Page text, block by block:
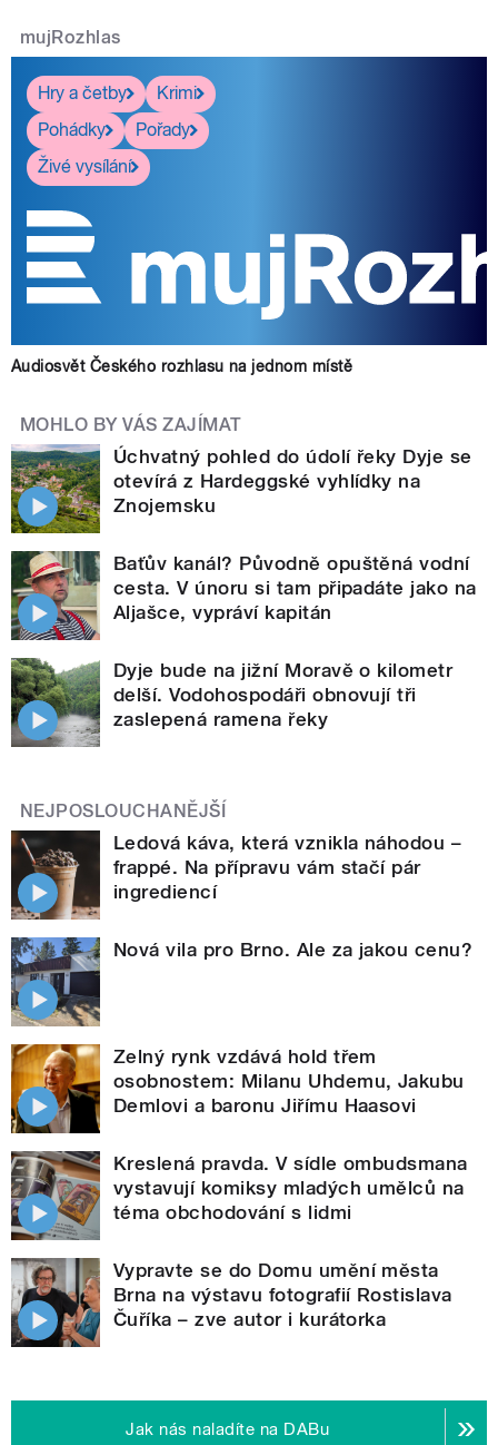
mujRozhlas
Hry a četby
Krimi
Pohádky
Pořady
Živé vysílání
Audiosvět Českého rozhlasu na jednom místě
MOHLO BY VÁS ZAJÍMAT
Úchvatný pohled do údolí řeky Dyje se
otevírá z Hardeggské vyhlídky na
Znojemsku
Baťův kanál? Původně opuštěná vodní
cesta. V únoru si tam připadáte jako na
Aljašce, vypráví kapitán
Dyje bude na jižní Moravě o kilometr
delší. Vodohospodáři obnovují tři
zaslepená ramena řeky
NEJPOSLOUCHANĚJŠÍ
Ledová káva, která vznikla náhodou –
frappé. Na přípravu vám stačí pár
ingrediencí
Nová vila pro Brno. Ale za jakou cenu?
Zelný rynk vzdává hold třem
osobnostem: Milanu Uhdemu, Jakubu
Demlovi a baronu Jiřímu Haasovi
Kreslená pravda. V sídle ombudsmana
vystavují komiksy mladých umělců na
téma obchodování s lidmi
Vypravte se do Domu umění města
Brna na výstavu fotografií Rostislava
Čuříka – zve autor i kurátorka
Jak nás naladíte na DABu